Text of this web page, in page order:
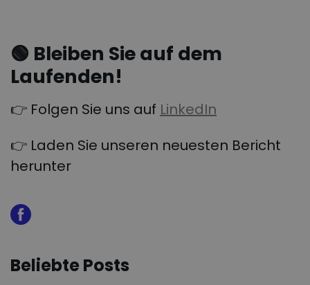
🟢 Bleiben Sie auf dem
Laufenden!
👉 Folgen Sie uns auf LinkedIn
👉 Laden Sie unseren neuesten Bericht
herunter
Beliebte Posts